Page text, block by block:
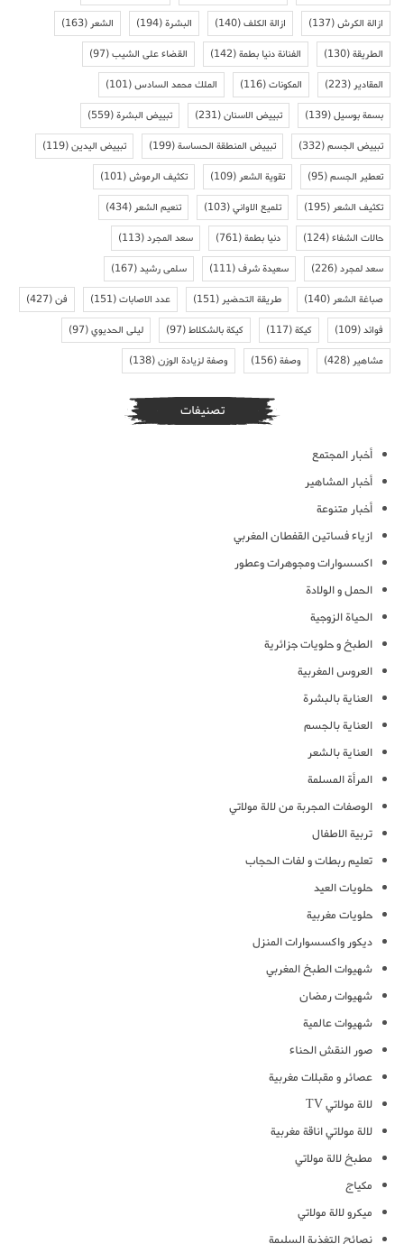
ازالة الكرش(137) ازالة الكلف(140) البشرة(194) الشعر(163)
الطريقة(130) الفنانة دنيا بطمة(142) القضاء على الشيب(97)
المقادير(223) المكونات(116) الملك محمد السادس(101)
بسمة بوسيل(139) تبييض الاسنان(231) تبييض البشرة(559)
تبييض الجسم(332) تبييض المنطقة الحساسة(199) تبييض اليدين(119)
تعطير الجسم(95) تقوية الشعر(109) تكثيف الرموش(101)
تكثيف الشعر(195) تلميع الاواني(103) تنعيم الشعر(434)
حالات الشفاء(124) دنيا بطمة(761) سعد المجرد(113)
سعد لمجرد(226) سعيدة شرف(111) سلمى رشيد(167)
صباغة الشعر(140) طريقة التحضير(151) عدد الاصابات(151) فن(427)
فوائد(109) كيكة(117) كيكة بالشكلاط(97) ليلى الحديوي(97)
مشاهير(428) وصفة(156) وصفة لزيادة الوزن(138)
تصنيفات
أخبار المجتمع
أخبار المشاهير
أخبار متنوعة
ازياء فساتين القفطان المغربي
اكسسوارات ومجوهرات وعطور
الحمل و الولادة
الحياة الزوجية
الطبخ و حلويات جزائرية
العروس المغربية
العناية بالبشرة
العناية بالجسم
العناية بالشعر
المرأة المسلمة
الوصفات المجربة من لالة مولاتي
تربية الاطفال
تعليم ربطات و لفات الحجاب
حلويات العيد
حلويات مغربية
ديكور واكسسوارات المنزل
شهيوات الطبخ المغربي
شهيوات رمضان
شهيوات عالمية
صور النقش الحناء
عصائر و مقبلات مغربية
لالة مولاتي TV
لالة مولاتي اناقة مغربية
مطبخ لالة مولاتي
مكياج
ميكرو لالة مولاتي
نصائح التغذية السليمة